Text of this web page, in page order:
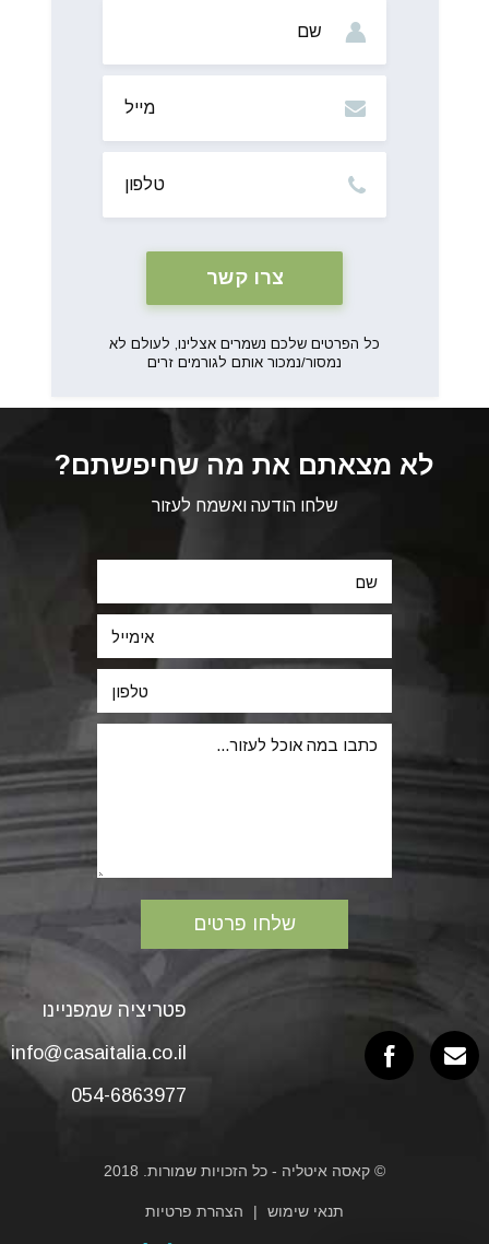
כל הפרטים שלכם נשמרים אצלינו, לעולם לא
נמסור/נמכור אותם לגורמים זרים
לא מצאתם את מה שחיפשתם?
שלחו הודעה ואשמח לעזור
פטריציה שמפניינו
info@casaitalia.co.il
054-6863977
תנאי שימוש הצהרת פרטיות
© קאסה איטליה - כל הזכויות שמורות. 2018